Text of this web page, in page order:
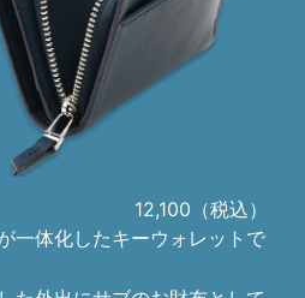
12,100（税込）
一体化したキーウォレットで